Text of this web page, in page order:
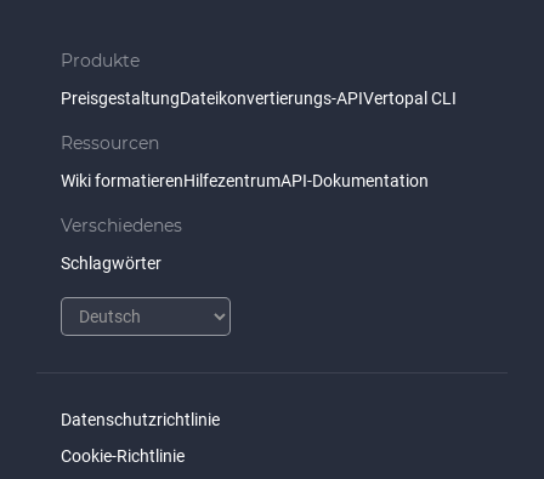
Produkte
PreisgestaltungDateikonvertierungs-APIVertopal CLI
Ressourcen
Wiki formatierenHilfezentrumAPI-Dokumentation
Verschiedenes
Schlagwörter
Datenschutzrichtlinie
Cookie-Richtlinie